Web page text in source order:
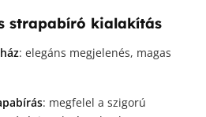
strapabíró kialakítás
: elegáns megjelenés, magas
: megfelel a szigorú